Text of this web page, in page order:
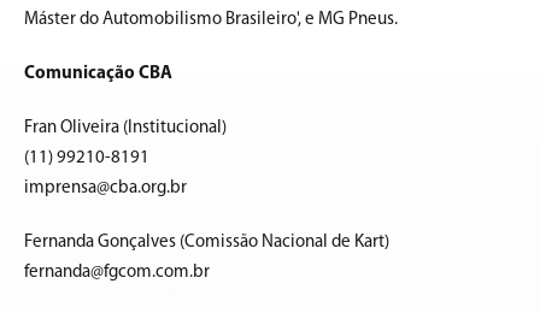
Máster do Automobilismo Brasileiro', e MG Pneus.
Comunicação CBA
Fran Oliveira (Institucional)
(11) 99210-8191
imprensa@cba.org.br
Fernanda Gonçalves (Comissão Nacional de Kart)
fernanda@fgcom.com.br